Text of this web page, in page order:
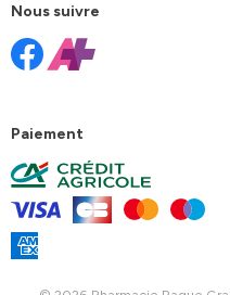
Nous suivre
Paiement